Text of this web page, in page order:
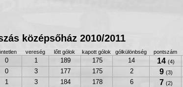
középsőház 2010/2011
vereség lőtt gólok kapott gólok gólkülönbség pontszám
0 1 189 175 14 14 (4)
0 3 177 175 2 9 (3)
1 3 184 178 6 7 (2)